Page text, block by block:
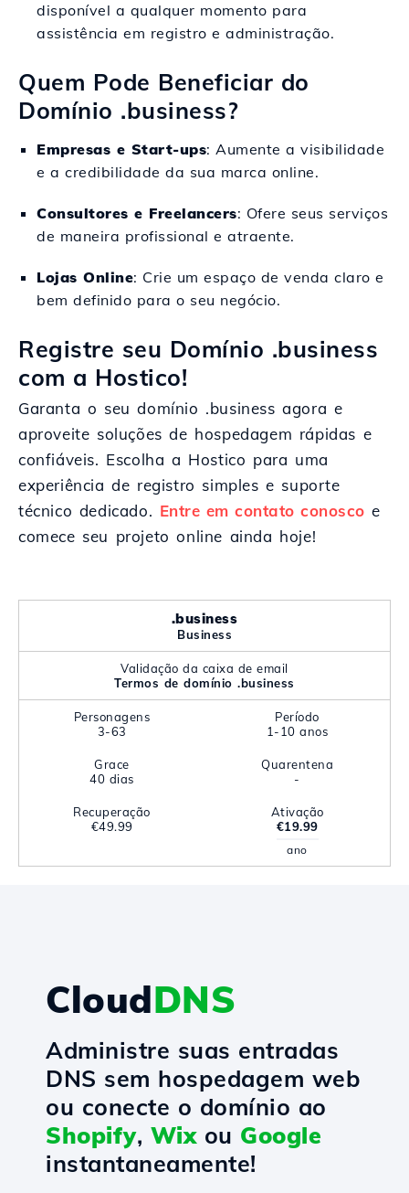
disponível a qualquer momento para
assistência em registro e administração.
Quem Pode Beneficiar do
Domínio .business?
Empresas e Start-ups: Aumente a visibilidade
e a credibilidade da sua marca online.
Consultores e Freelancers: Ofere seus serviços
de maneira profissional e atraente.
Lojas Online: Crie um espaço de venda claro e
bem definido para o seu negócio.
Registre seu Domínio .business
com a Hostico!
Garanta o seu domínio .business agora e
aproveite soluções de hospedagem rápidas e
confiáveis. Escolha a Hostico para uma
experiência de registro simples e suporte
técnico dedicado. Entre em contato conosco e
comece seu projeto online ainda hoje!
.business
Business
Validação da caixa de email
Termos de domínio .business
Personagens
3-63
Período
1-10 anos
Grace
40 dias
Quarentena
-
Recuperação
€49.99
Ativação
€19.99
ano
CloudDNS
Administre suas entradas
DNS sem hospedagem web
ou conecte o domínio ao
Shopify, Wixou Google
instantaneamente!